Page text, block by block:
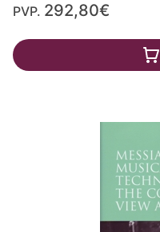
PVP. 292,80€